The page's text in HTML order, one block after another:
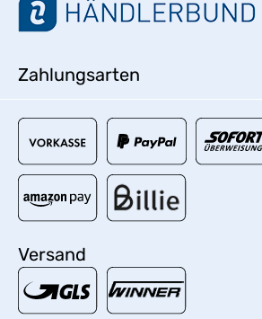
Zahlungsarten
Versand